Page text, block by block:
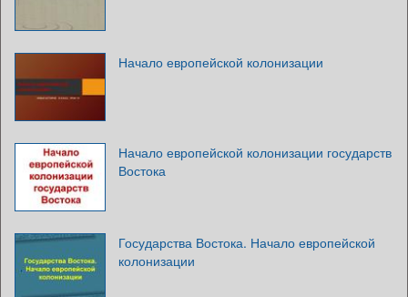
Начало европейской колонизации
Начало европейской колонизации государств
Востока
Государства Востока. Начало европейской
колонизации